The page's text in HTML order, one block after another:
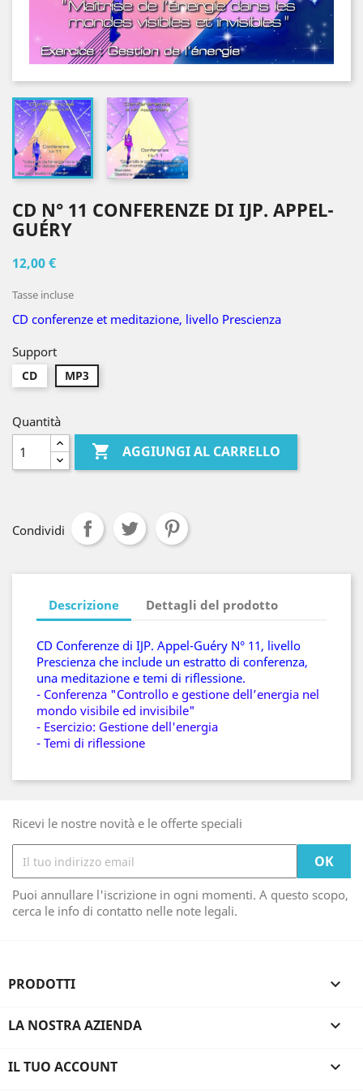
CD N° 11 CONFERENZE DI IJP. APPEL-
GUÉRY
12,00 €
Tasse incluse
CD conferenze et meditazione, livello Prescienza
Support
CD MP3
Quantità
 AGGIUNGI AL CARRELLO
Condividi
Descrizione Dettagli del prodotto
CD Conferenze di IJP. Appel-Guéry N° 11, livello
Prescienza che include un estratto di conferenza,
una meditazione e temi di riflessione.
- Conferenza "Controllo e gestione dell’energia nel
mondo visibile ed invisibile"
- Esercizio: Gestione dell'energia
- Temi di riflessione
Ricevi le nostre novità e le offerte speciali
Puoi annullare l'iscrizione in ogni momenti. A questo scopo,
cerca le info di contatto nelle note legali.
PRODOTTI 
LA NOSTRA AZIENDA 
IL TUO ACCOUNT 